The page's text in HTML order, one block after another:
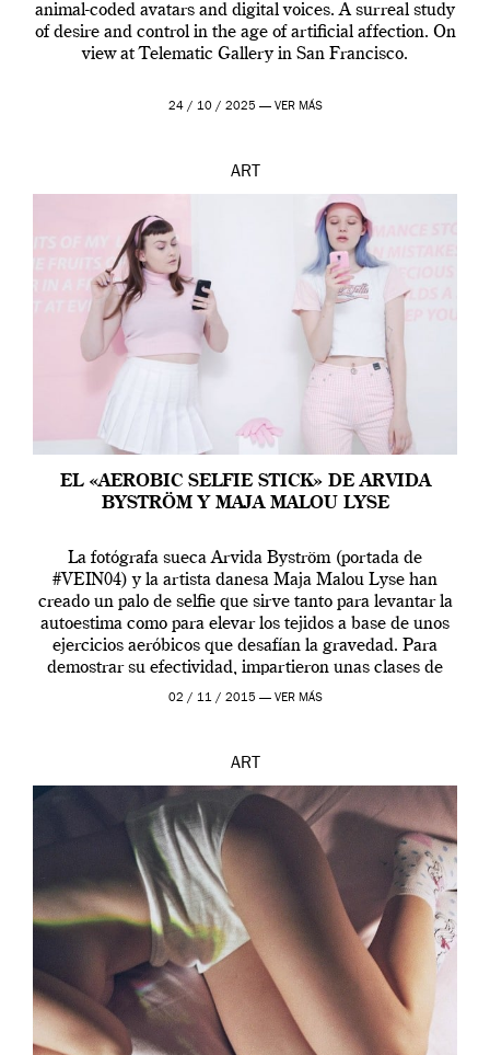
animal-coded avatars and digital voices. A surreal study
of desire and control in the age of artificial affection. On
view at Telematic Gallery in San Francisco.
24 / 10 / 2025 — VER MÁS
ART
EL «AEROBIC SELFIE STICK» DE ARVIDA
BYSTRÖM Y MAJA MALOU LYSE
La fotógrafa sueca Arvida Byström (portada de
#VEIN04) y la artista danesa Maja Malou Lyse han
creado un palo de selfie que sirve tanto para levantar la
autoestima como para elevar los tejidos a base de unos
ejercicios aeróbicos que desafían la gravedad. Para
demostrar su efectividad, impartieron unas clases de
prueba en el Tate […]
02 / 11 / 2015 — VER MÁS
ART